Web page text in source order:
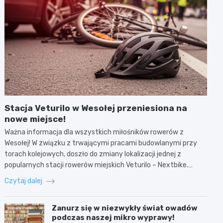
Stacja Veturilo w Wesołej przeniesiona na
nowe miejsce!
Ważna informacja dla wszystkich miłośników rowerów z
Wesołej! W związku z trwającymi pracami budowlanymi przy
torach kolejowych, doszło do zmiany lokalizacji jednej z
popularnych stacji rowerów miejskich Veturilo – Nextbike.…
Czytaj dalej
Zanurz się w niezwykły świat owadów
podczas naszej mikro wyprawy!